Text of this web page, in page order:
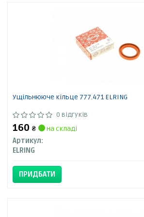
Ущільнююче кільце 777.471 ELRING
0 відгуків
160 ₴
на складі
Артикул:
ELRING
ПРИДБАТИ